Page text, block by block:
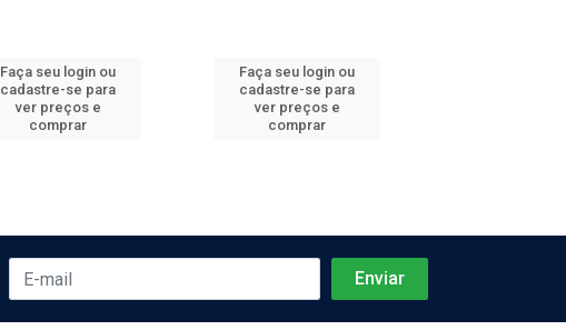
Faça seu login ou
cadastre-se para
ver preços e
comprar
Faça seu login ou
cadastre-se para
ver preços e
comprar